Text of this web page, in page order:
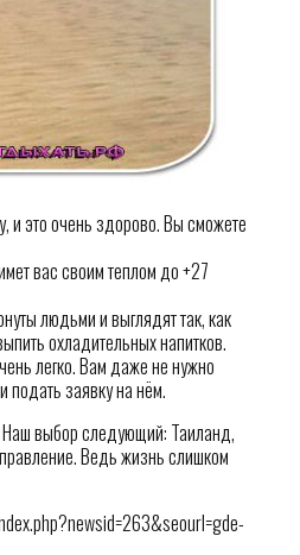
и это очень здорово. Вы сможете
вас своим теплом до +27
людьми и выглядят так, как
охладительных напитков.
легко. Вам даже не нужно
подать заявку на нём.
Наш выбор следующий: Таиланд,
Ведь жизнь слишком